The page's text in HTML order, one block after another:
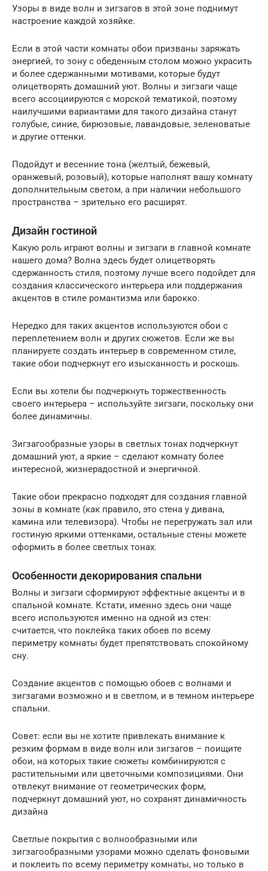
Узоры в виде волн и зигзагов в этой зоне поднимут
настроение каждой хозяйке.
Если в этой части комнаты обои призваны заряжать
энергией, то зону с обеденным столом можно украсить
и более сдержанными мотивами, которые будут
олицетворять домашний уют. Волны и зигзаги чаще
всего ассоциируются с морской тематикой, поэтому
наилучшими вариантами для такого дизайна станут
голубые, синие, бирюзовые, лавандовые, зеленоватые
и другие оттенки.
Подойдут и весенние тона (желтый, бежевый,
оранжевый, розовый), которые наполнят вашу комнату
дополнительным светом, а при наличии небольшого
пространства – зрительно его расширят.
Дизайн гостиной
Какую роль играют волны и зигзаги в главной комнате
нашего дома? Волна здесь будет олицетворять
сдержанность стиля, поэтому лучше всего подойдет для
создания классического интерьера или поддержания
акцентов в стиле романтизма или барокко.
Нередко для таких акцентов используются обои с
переплетением волн и других сюжетов. Если же вы
планируете создать интерьер в современном стиле,
такие обои подчеркнут его изысканность и роскошь.
Если вы хотели бы подчеркнуть торжественность
своего интерьера – используйте зигзаги, поскольку они
более динамичны.
Зигзагообразные узоры в светлых тонах подчеркнут
домашний уют, а яркие – сделают комнату более
интересной, жизнерадостной и энергичной.
Такие обои прекрасно подходят для создания главной
зоны в комнате (как правило, это стена у дивана,
камина или телевизора). Чтобы не перегружать зал или
гостиную яркими оттенками, остальные стены можете
оформить в более светлых тонах.
Особенности декорирования спальни
Волны и зигзаги сформируют эффектные акценты и в
спальной комнате. Кстати, именно здесь они чаще
всего используются именно на одной из стен:
считается, что поклейка таких обоев по всему
периметру комнаты будет препятствовать спокойному
сну.
Создание акцентов с помощью обоев с волнами и
зигзагами возможно и в светлом, и в темном интерьере
спальни.
Совет: если вы не хотите привлекать внимание к
резким формам в виде волн или зигзагов – поищите
обои, на которых такие сюжеты комбинируются с
растительными или цветочными композициями. Они
отвлекут внимание от геометрических форм,
подчеркнут домашний уют, но сохранят динамичность
дизайна
Светлые покрытия с волнообразными или
зигзагообразными узорами можно сделать фоновыми
и поклеить по всему периметру комнаты, но только в